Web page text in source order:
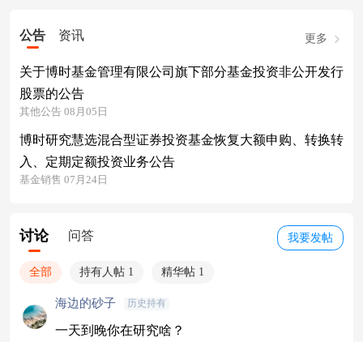
公告 资讯 更多
关于博时基金管理有限公司旗下部分基金投资非公开发行
股票的公告
其他公告 08月05日
博时研究慧选混合型证券投资基金恢复大额申购、转换转
入、定期定额投资业务公告
基金销售 07月24日
我要发帖
讨论 问答
全部 持有人帖 1 精华帖 1
海边的砂子 历史持有
一天到晚你在研究啥？